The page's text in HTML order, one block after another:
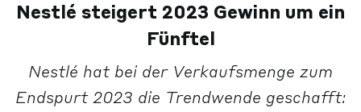
Nestlé steigert 2023 Gewinn um ein
Fünftel
Nestlé hat bei der Verkaufsmenge zum
Endspurt 2023 die Trendwende geschafft: